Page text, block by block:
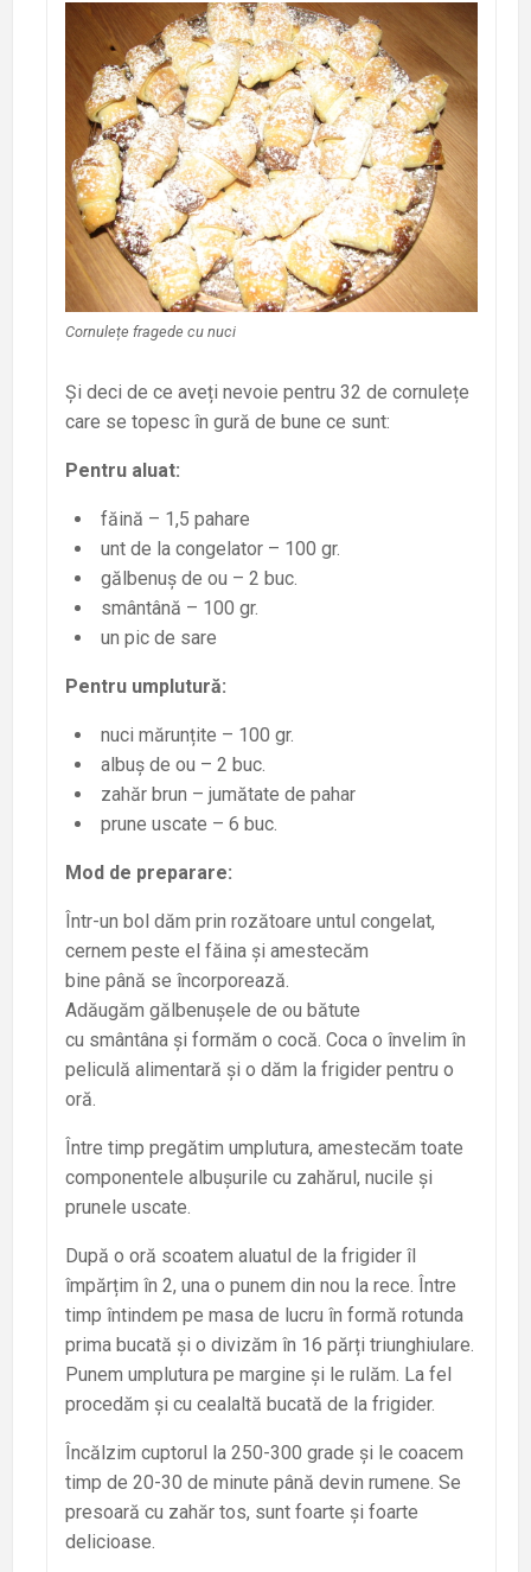
Cornulețe fragede cu nuci
Și deci de ce aveți nevoie pentru 32 de cornulețe
care se topesc în gură de bune ce sunt:
Pentru aluat:
făină – 1,5 pahare
unt de la congelator – 100 gr.
gălbenuș de ou – 2 buc.
smântână – 100 gr.
un pic de sare
Pentru umplutură:
nuci mărunțite – 100 gr.
albuș de ou – 2 buc.
zahăr brun – jumătate de pahar
prune uscate – 6 buc.
Mod de preparare:
Într-un bol dăm prin rozătoare untul congelat,
cernem peste el făina și amestecăm
bine până se încorporează.
Adăugăm gălbenușele de ou bătute
cu smântâna și formăm o cocă. Coca o învelim în
peliculă alimentară și o dăm la frigider pentru o
oră.
Între timp pregătim umplutura, amestecăm toate
componentele albușurile cu zahărul, nucile și
prunele uscate.
După o oră scoatem aluatul de la frigider îl
împărțim în 2, una o punem din nou la rece. Între
timp întindem pe masa de lucru în formă rotunda
prima bucată și o divizăm în 16 părți triunghiulare.
Punem umplutura pe margine și le rulăm. La fel
procedăm și cu cealaltă bucată de la frigider.
Încălzim cuptorul la 250-300 grade și le coacem
timp de 20-30 de minute până devin rumene. Se
presoară cu zahăr tos, sunt foarte și foarte
delicioase.